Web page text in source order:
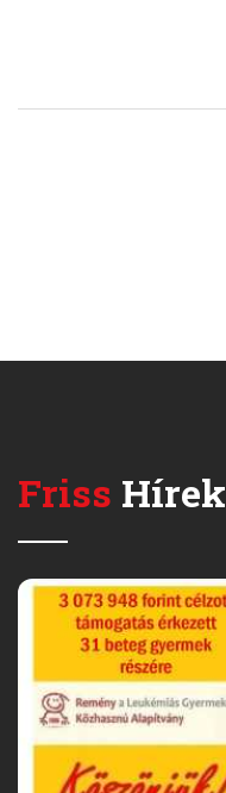
Friss Hírek